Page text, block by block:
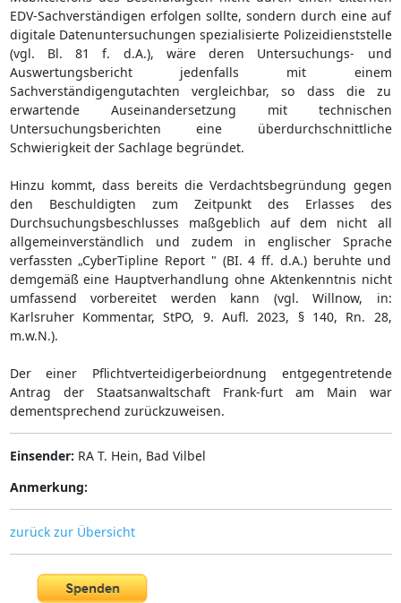
EDV-Sachverständigen erfolgen sollte, sondern durch eine auf
digitale Datenuntersuchungen spezialisierte Polizeidienststelle
(vgl. Bl. 81 f. d.A.), wäre deren Untersuchungs- und
Auswertungsbericht jedenfalls mit einem
Sachverständigengutachten vergleichbar, so dass die zu
erwartende Auseinandersetzung mit technischen
Untersuchungsberichten eine überdurchschnittliche
Schwierigkeit der Sachlage begründet.
Hinzu kommt, dass bereits die Verdachtsbegründung gegen
den Beschuldigten zum Zeitpunkt des Erlasses des
Durchsuchungsbeschlusses maßgeblich auf dem nicht all
allgemeinverständlich und zudem in englischer Sprache
verfassten „CyberTipline Report " (BI. 4 ff. d.A.) beruhte und
demgemäß eine Hauptverhandlung ohne Aktenkenntnis nicht
umfassend vorbereitet werden kann (vgl. Willnow, in:
Karlsruher Kommentar, StPO, 9. Aufl. 2023, § 140, Rn. 28,
m.w.N.).
Der einer Pflichtverteidigerbeiordnung entgegentretende
Antrag der Staatsanwaltschaft Frank-furt am Main war
dementsprechend zurückzuweisen.
Einsender: RA T. Hein, Bad Vilbel
Anmerkung:
zurück zur Übersicht